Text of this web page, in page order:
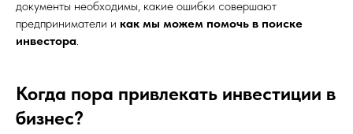
документы необходимы, какие ошибки совершают
предприниматели и как мы можем помочь в поиске
инвестора
Когда пора привлекать инвестиции в
бизнес?